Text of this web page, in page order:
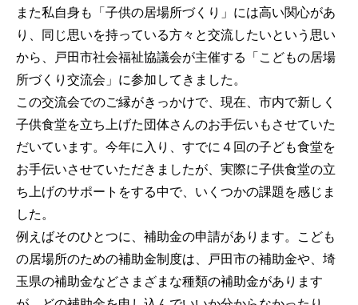
また私自身も「子供の居場所づくり」には高い関心があ
り、同じ思いを持っている方々と交流したいという思い
から、戸田市社会福祉協議会が主催する「こどもの居場
所づくり交流会」に参加してきました。
この交流会でのご縁がきっかけで、現在、市内で新しく
子供食堂を立ち上げた団体さんのお手伝いもさせていた
だいています。今年に入り、すでに４回の子ども食堂を
お手伝いさせていただきましたが、実際に子供食堂の立
ち上げのサポートをする中で、いくつかの課題を感じま
した。
例えばそのひとつに、補助金の申請があります。こども
の居場所のための補助金制度は、戸田市の補助金や、埼
玉県の補助金などさまざまな種類の補助金があります